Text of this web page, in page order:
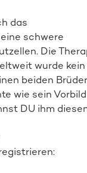
das
schwere
Die
wurde kein
beiden
wie sein Vorbild
DU ihm
Aktion